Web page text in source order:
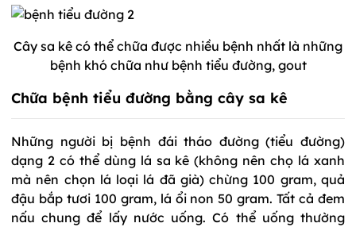
Cây sa kê có thể chữa được nhiều bệnh nhất là những
bệnh khó chữa như bệnh tiểu đường, gout
Chữa bệnh tiểu đường bằng cây sa kê
Những người bị bệnh đái tháo đường (tiểu đường)
dạng 2 có thể dùng lá sa kê (không nên chọ lá xanh
mà nên chọn lá loại lá đã già) chừng 100 gram, quả
đậu bắp tươi 100 gram, lá ổi non 50 gram. Tất cả đem
nấu chung để lấy nước uống. Có thể uống thường